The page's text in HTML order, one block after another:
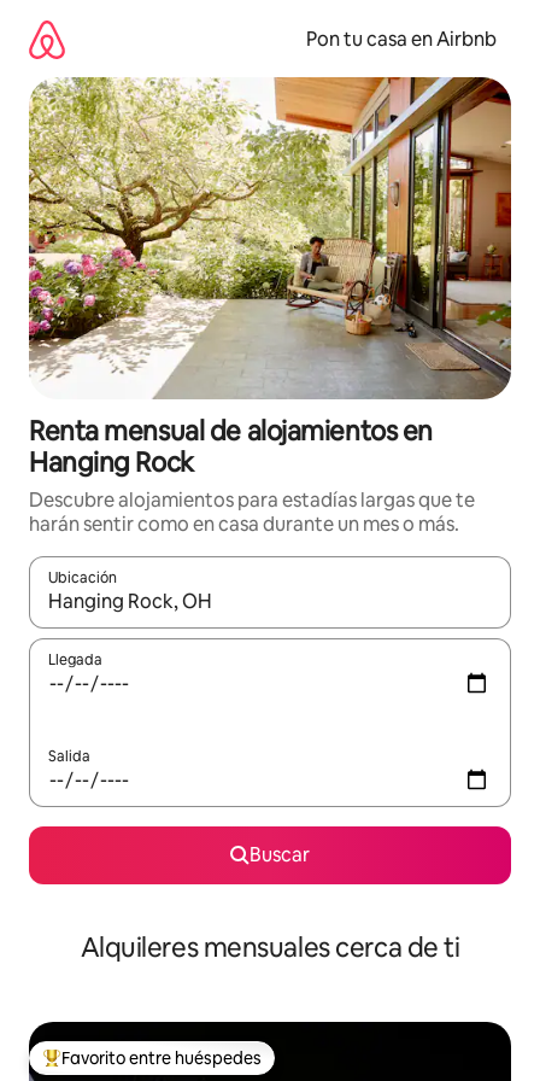
contenido
Pon tu casa en Airbnb
Renta mensual de alojamientos en
Hanging Rock
Descubre alojamientos para estadías largas que te
harán sentir como en casa durante un mes o más.
Ubicación
Cuando los resultados estén disponibles, navega con las
Llegada
Salida
Buscar
Alquileres mensuales cerca de ti
Favorito entre huéspedes preferido
Favorito entre huéspedes